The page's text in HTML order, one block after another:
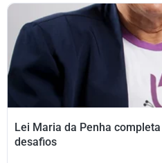
Lei Maria da Penha
desafios